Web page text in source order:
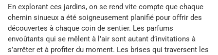
En explorant ces jardins, on se rend vite compte que chaque
chemin sinueux a été soigneusement planifié pour offrir des
découvertes à chaque coin de sentier. Les parfums
envoûtants qui se mêlent à l’air sont autant d’invitations à
s’arrêter et à profiter du moment. Les brises qui traversent les